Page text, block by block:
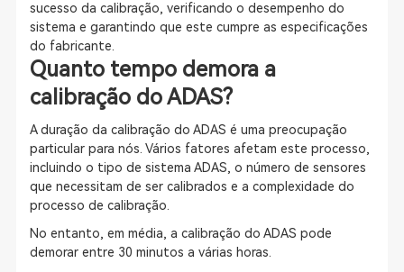
sucesso da calibração, verificando o desempenho do
sistema e garantindo que este cumpre as especificações
do fabricante.
Quanto tempo demora a
calibração do ADAS?
A duração da calibração do ADAS é uma preocupação
particular para nós. Vários fatores afetam este processo,
incluindo o tipo de sistema ADAS, o número de sensores
que necessitam de ser calibrados e a complexidade do
processo de calibração.
No entanto, em média, a calibração do ADAS pode
demorar entre 30 minutos a várias horas.